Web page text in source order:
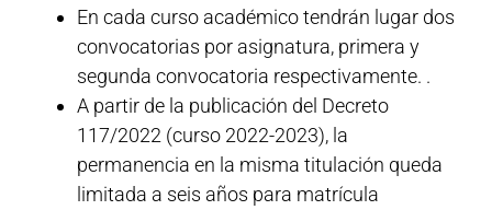
En cada curso académico tendrán lugar dos
convocatorias por asignatura, primera y
segunda convocatoria respectivamente. .
A partir de la publicación del Decreto
117/2022 (curso 2022-2023), la
permanencia en la misma titulación queda
limitada a seis años para matrícula